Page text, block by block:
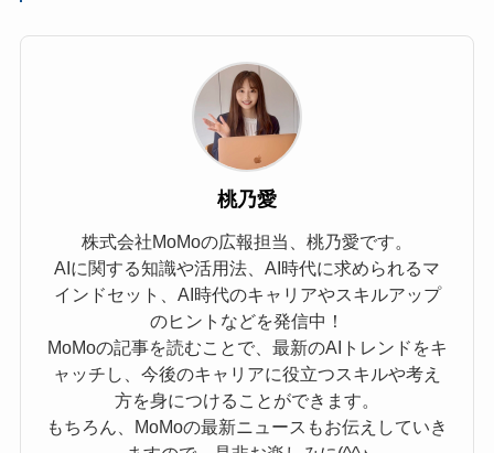
桃乃愛
株式会社MoMoの広報担当、桃乃愛です。
AIに関する知識や活用法、AI時代に求められるマ
インドセット、AI時代のキャリアやスキルアップ
のヒントなどを発信中！
MoMoの記事を読むことで、最新のAIトレンドをキ
ャッチし、今後のキャリアに役立つスキルや考え
方を身につけることができます。
もちろん、MoMoの最新ニュースもお伝えしていき